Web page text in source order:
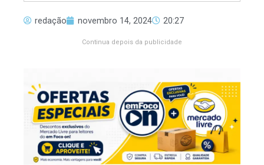
redação novembro 14, 2024 20:27
Continua depois da publicidade